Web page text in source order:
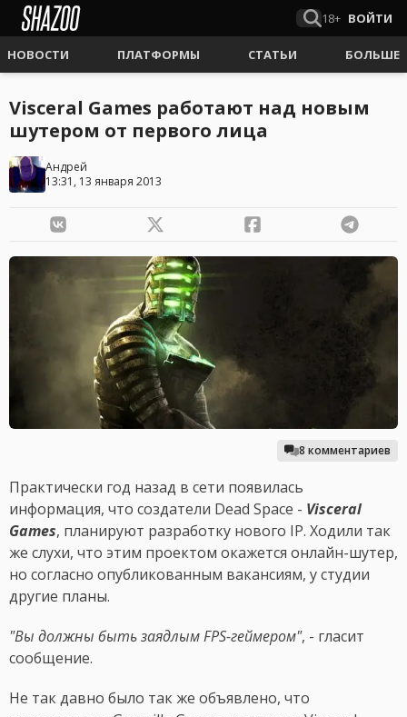
18+ ВОЙТИ
НОВОСТИ ПЛАТФОРМЫ СТАТЬИ БОЛЬШЕ
Visceral Games работают над новым
шутером от первого лица
Андрей
13:31, 13 января 2013
8 комментариев
Практически год назад в сети появилась
информация, что создатели Dead Space - Visceral
Games, планируют разработку нового IP. Ходили так
же слухи, что этим проектом окажется онлайн-шутер,
но согласно опубликованным вакансиям, у студии
другие планы.
"Вы должны быть заядлым FPS-геймером", - гласит
сообщение.
Не так давно было так же объявлено, что